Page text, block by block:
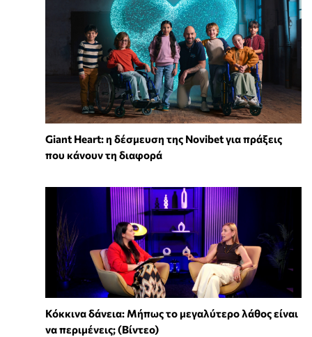
Giant Heart: η δέσμευση της Novibet για πράξεις
που κάνουν τη διαφορά
Κόκκινα δάνεια: Μήπως το μεγαλύτερο λάθος είναι
να περιμένεις; (Βίντεο)